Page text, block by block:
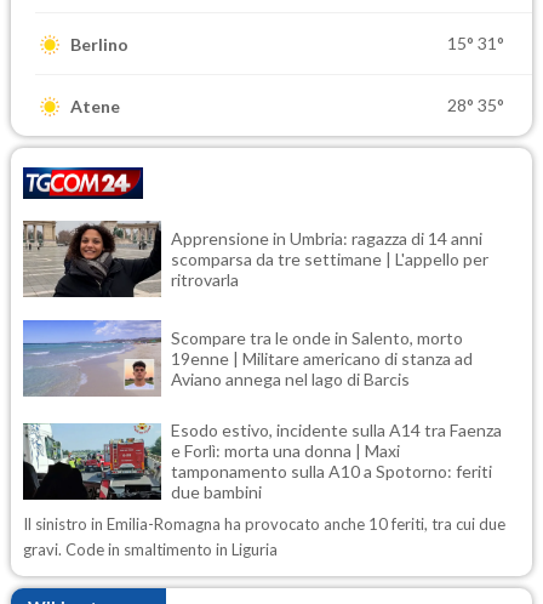
Berlino 15° 31°
Atene 28° 35°
Apprensione in Umbria: ragazza di 14 anni
scomparsa da tre settimane | L'appello per
ritrovarla
Scompare tra le onde in Salento, morto
19enne | Militare americano di stanza ad
Aviano annega nel lago di Barcis
Esodo estivo, incidente sulla A14 tra Faenza
e Forlì: morta una donna | Maxi
tamponamento sulla A10 a Spotorno: feriti
due bambini
Il sinistro in Emilia-Romagna ha provocato anche 10 feriti, tra cui due
gravi. Code in smaltimento in Liguria